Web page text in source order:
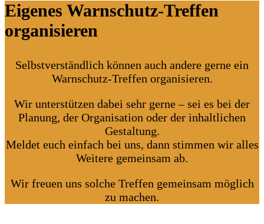
Eigenes Warnschutz-Treffen
organisieren
Selbstverständlich können auch andere gerne ein
Warnschutz-Treffen organisieren.
Wir unterstützen dabei sehr gerne – sei es bei der
Planung, der Organisation oder der inhaltlichen
Gestaltung.
Meldet euch einfach bei uns, dann stimmen wir alles
Weitere gemeinsam ab.
Wir freuen uns solche Treffen gemeinsam möglich
zu machen.